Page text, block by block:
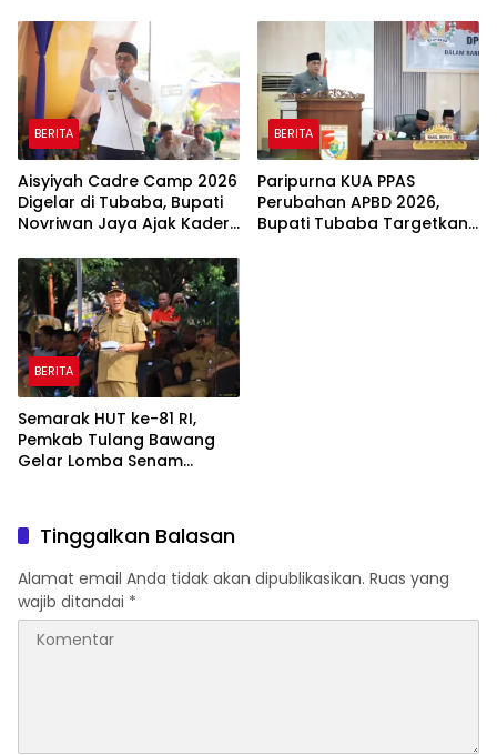
BERITA
Aisyiyah Cadre Camp 2026
Digelar di Tubaba, Bupati
Novriwan Jaya Ajak Kader
Pembangunan
BERITA
Paripurna KUA PPAS
Perubahan APBD 2026,
Bupati Tubaba Targetkan
BERITA
Semarak HUT ke-81 RI,
Pemkab Tulang Bawang
Gelar Lomba Senam
Tinggalkan Balasan
Alamat email Anda tidak akan dipublikasikan. Ruas yang
wajib ditandai *